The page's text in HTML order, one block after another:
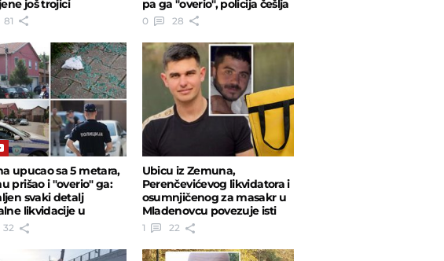
još trojici
81
pa ga "overio", policija češlja
Beograd
0 28
upucao sa 5 metara,
prišao i "overio" ga:
svaki detalj
likvidacije u
32
Ubicu iz Zemuna,
Perenčevićevog likvidatora i
osumnjičenog za masakr u
Mladenovcu povezuje isti
"žuti znak"
1 22